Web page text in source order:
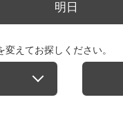
明日
えてお探しください。